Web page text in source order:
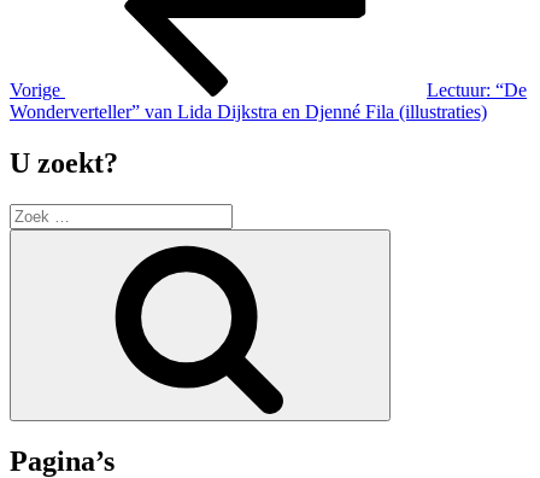
Vorige
Lectuur: “De
Wonderverteller” van Lida Dijkstra en Djenné Fila (illustraties)
U zoekt?
Zoek
naar:
Pagina’s